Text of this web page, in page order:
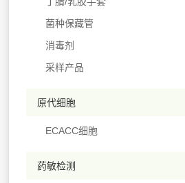
菌种保藏管
消毒剂
采样产品
原代细胞
ECACC细胞
药敏检测